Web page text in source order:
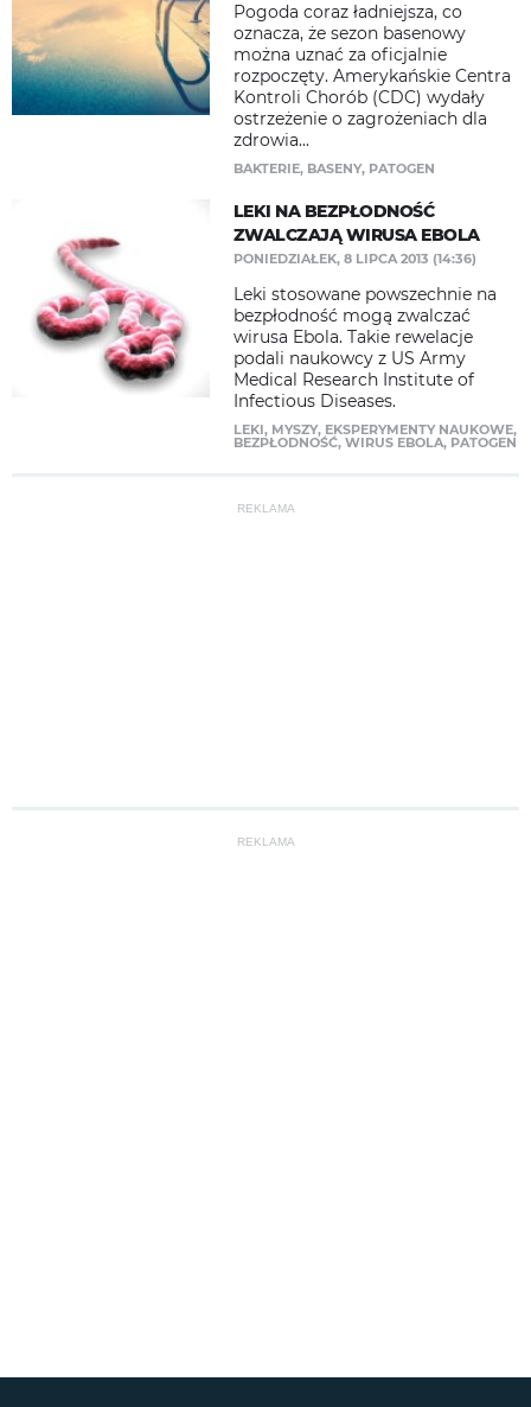
Pogoda coraz ładniejsza, co
oznacza, że sezon basenowy
można uznać za oficjalnie
rozpoczęty. Amerykańskie Centra
Kontroli Chorób (CDC) wydały
ostrzeżenie o zagrożeniach dla
zdrowia...
BAKTERIE, BASENY, PATOGEN
LEKI NA BEZPŁODNOŚĆ
ZWALCZAJĄ WIRUSA EBOLA
PONIEDZIAŁEK, 8 LIPCA 2013 (14:36)
​Leki stosowane powszechnie na
bezpłodność mogą zwalczać
wirusa Ebola. Takie rewelacje
podali naukowcy z US Army
Medical Research Institute of
Infectious Diseases.
LEKI, MYSZY, EKSPERYMENTY NAUKOWE,
BEZPŁODNOŚĆ, WIRUS EBOLA, PATOGEN
REKLAMA
REKLAMA